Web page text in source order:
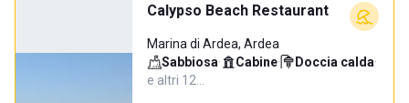
Calypso Beach Restaurant
Marina di Ardea, Ardea
Sabbiosa· Cabine· Doccia calda·
e altri 12…